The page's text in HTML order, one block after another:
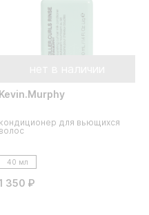
Kevin.Murphy
кондиционер для вьющихся
волос
40 мл
350 ₽